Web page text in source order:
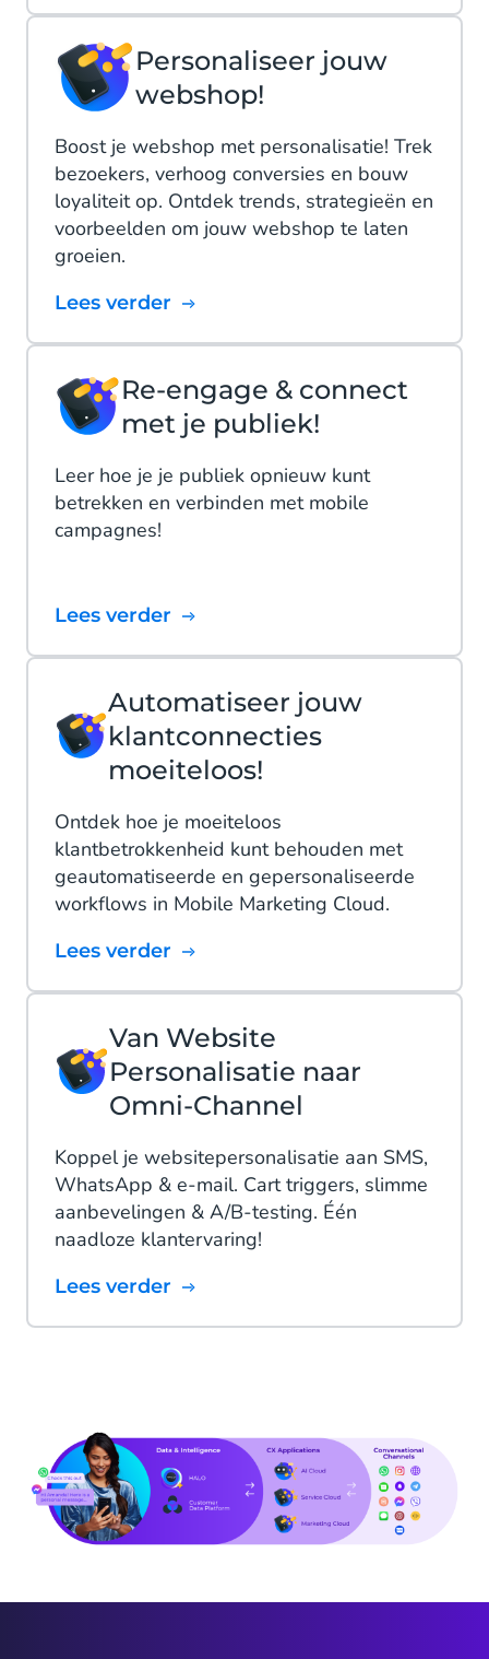
Personaliseer jouw
webshop!
Boost je webshop met personalisatie! Trek
bezoekers, verhoog conversies en bouw
loyaliteit op. Ontdek trends, strategieën en
voorbeelden om jouw webshop te laten
groeien.
Lees verder
Re-engage & connect
met je publiek!
Leer hoe je je publiek opnieuw kunt
betrekken en verbinden met mobile
campagnes!
Lees verder
Automatiseer jouw
klantconnecties
moeiteloos!
Ontdek hoe je moeiteloos
klantbetrokkenheid kunt behouden met
geautomatiseerde en gepersonaliseerde
workflows in Mobile Marketing Cloud.
Lees verder
Van Website
Personalisatie naar
Omni-Channel
Koppel je websitepersonalisatie aan SMS,
WhatsApp & e-mail. Cart triggers, slimme
aanbevelingen & A/B-testing. Één
naadloze klantervaring!
Lees verder